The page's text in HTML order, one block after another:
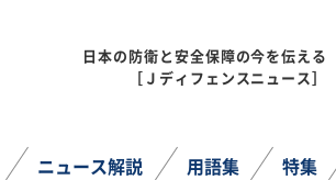
日本の防衛と安全保障の今を伝える
［Ｊディフェンスニュース］
ニュース解説 用語集 特集